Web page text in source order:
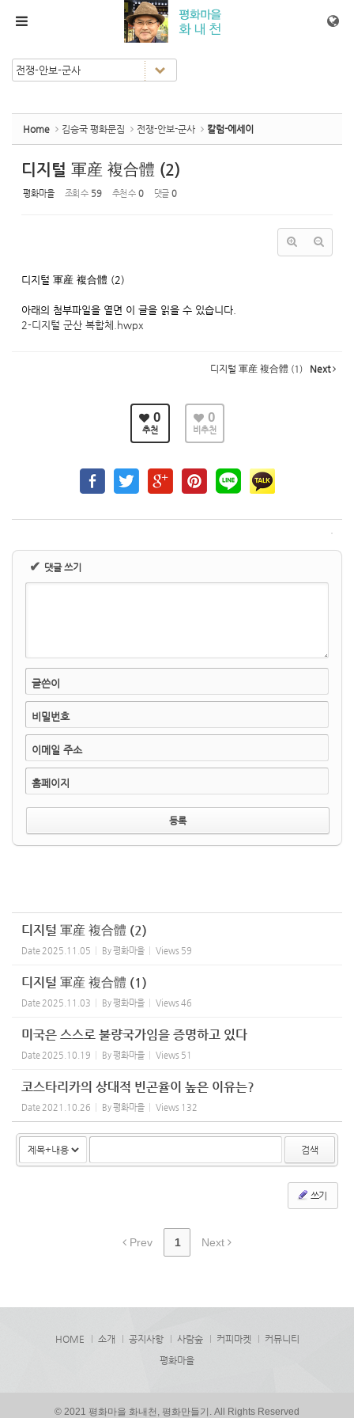
Home 김승국 평화문집 전쟁-안보-군사 칼럼-에세이
디지털 軍産 複合體 (2)
평화마을 조회 수 59 추천 수 0 댓글 0
디지털 軍産 複合體 (2)
아래의 첨부파일을 열면 이 글을 읽을 수 있습니다.
2-디지털 군산 복합체.hwpx
디지털 軍産 複合體 (1) Next
0
추천
0
비추천
✔ 댓글 쓰기
글쓴이
비밀번호
이메일 주소
홈페이지
디지털 軍産 複合體 (2)
Date 2025.11.05 By평화마을 Views 59
디지털 軍産 複合體 (1)
Date 2025.11.03 By평화마을 Views 46
미국은 스스로 불량국가임을 증명하고 있다
Date 2025.10.19 By평화마을 Views 51
코스타리카의 상대적 빈곤율이 높은 이유는?
Date 2021.10.26 By평화마을 Views 132
검색
쓰기
Prev 1 Next
HOME 소개 공지사항 사람숲 커피마켓
커뮤니티
평화마을
© 2021 평화마을 화내천, 평화만들기. All Rights Reserved